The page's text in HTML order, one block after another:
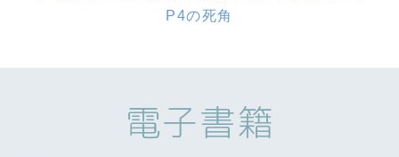
P4の死角
電子書籍